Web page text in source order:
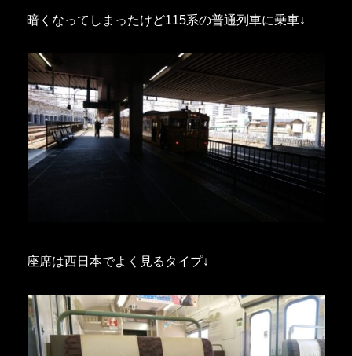
暗くなってしまったけど115系の普通列車に乗車↓
座席は西日本でよく見るタイプ↓